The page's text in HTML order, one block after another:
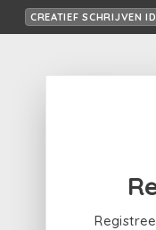
CREATIEF SCHRIJVEN